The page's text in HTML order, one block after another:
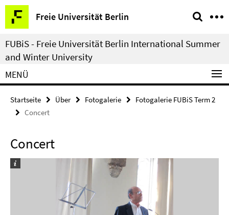
Springe
direkt
zu
Inhalt
Freie Universität Berlin
Service-
Navigation
FUBiS - Freie Universität Berlin International Summer
and Winter University
MENÜ
Startseite Über Fotogalerie
Fotogalerie FUBiS Term 2
Concert
Concert